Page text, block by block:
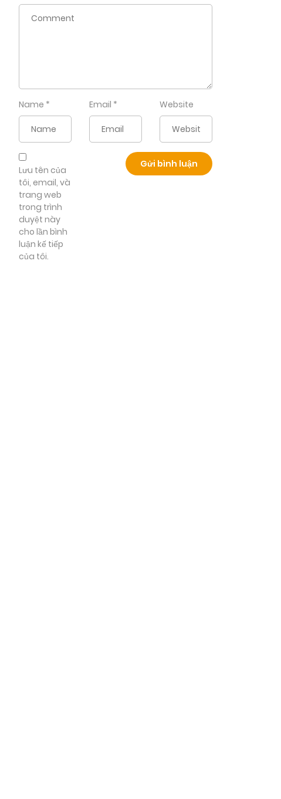
Name * Email * Website
Lưu tên của
tôi, email, và
trang web
trong trình
duyệt này
cho lần bình
luận kế tiếp
của tôi.